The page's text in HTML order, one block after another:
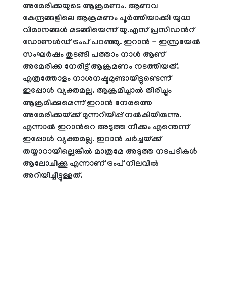
അമേരിക്കയുടെ ആക്രമണം. ആണവ
കേന്ദ്രങ്ങളിലെ ആക്രമണം പൂർത്തിയാക്കി യുദ്ധ
വിമാനങ്ങൾ മടങ്ങിയെന്ന് യു.എസ് പ്രസിഡന്‍റ്
ഡോണൾഡ് ട്രംപ് പറഞ്ഞു. ഇറാൻ - ഇസ്രയേൽ
സംഘർഷം തുടങ്ങി പത്താം നാൾ ആണ്
അമേരിക്ക നേരിട്ട് ആക്രമണം നടത്തിയത്.
എത്രത്തോളം നാശനഷ്ടമുണ്ടായിട്ടുണ്ടെന്ന്
ഇപ്പോൾ വ്യക്തമല്ല. ആക്രമിച്ചാൽ തിരിച്ചും
ആക്രമിക്കുമെന്ന് ഇറാൻ നേരത്തെ
അമേരിക്കയ്ക്ക് മുന്നറിയിപ്പ് നൽകിയിരുന്നു.
എന്നാൽ ഇറാന്‍റെ അടുത്ത നീക്കം എന്തെന്ന്
ഇപ്പോൾ വ്യക്തമല്ല. ഇറാൻ ചർച്ചയ്ക്ക്
തയ്യാറായില്ലെങ്കിൽ മാത്രമേ അടുത്ത നടപടികൾ
ആലോചിക്കൂ എന്നാണ് ട്രംപ് നിലവിൽ
അറിയിച്ചിട്ടുള്ളത്.